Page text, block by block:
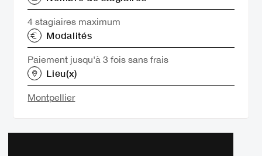
4 stagiaires maximum
Modalités
Paiement jusqu'à 3 fois sans frais
Lieu(x)
Montpellier